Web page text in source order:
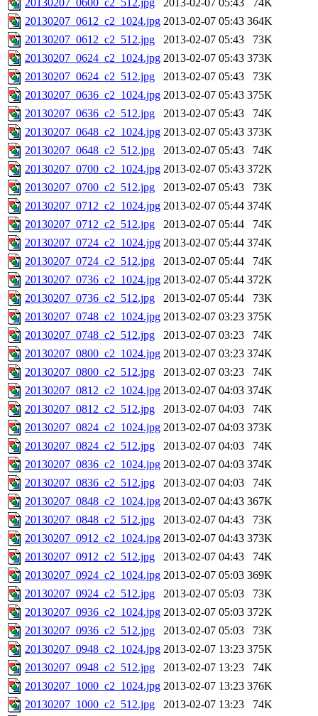
20130207_0600_c2_512.jpg
2013-02-07 05:43
74K
20130207_0612_c2_1024.jpg 2013-02-07 05:43 364K
20130207_0612_c2_512.jpg
2013-02-07 05:43
73K
20130207_0624_c2_1024.jpg 2013-02-07 05:43 373K
20130207_0624_c2_512.jpg
2013-02-07 05:43
73K
20130207_0636_c2_1024.jpg 2013-02-07 05:43 375K
20130207_0636_c2_512.jpg
2013-02-07 05:43
74K
20130207_0648_c2_1024.jpg 2013-02-07 05:43 373K
20130207_0648_c2_512.jpg
2013-02-07 05:43
74K
20130207_0700_c2_1024.jpg 2013-02-07 05:43 372K
20130207_0700_c2_512.jpg
2013-02-07 05:43
73K
20130207_0712_c2_1024.jpg 2013-02-07 05:44 374K
20130207_0712_c2_512.jpg
2013-02-07 05:44
74K
20130207_0724_c2_1024.jpg 2013-02-07 05:44 374K
20130207_0724_c2_512.jpg
2013-02-07 05:44
74K
20130207_0736_c2_1024.jpg 2013-02-07 05:44 372K
20130207_0736_c2_512.jpg
2013-02-07 05:44
73K
20130207_0748_c2_1024.jpg 2013-02-07 03:23 375K
20130207_0748_c2_512.jpg
2013-02-07 03:23
74K
20130207_0800_c2_1024.jpg 2013-02-07 03:23 374K
20130207_0800_c2_512.jpg
2013-02-07 03:23
74K
20130207_0812_c2_1024.jpg 2013-02-07 04:03 374K
20130207_0812_c2_512.jpg
2013-02-07 04:03
74K
20130207_0824_c2_1024.jpg 2013-02-07 04:03 373K
20130207_0824_c2_512.jpg
2013-02-07 04:03
74K
20130207_0836_c2_1024.jpg 2013-02-07 04:03 374K
20130207_0836_c2_512.jpg
2013-02-07 04:03
74K
20130207_0848_c2_1024.jpg 2013-02-07 04:43 367K
20130207_0848_c2_512.jpg
2013-02-07 04:43
73K
20130207_0912_c2_1024.jpg 2013-02-07 04:43 373K
20130207_0912_c2_512.jpg
2013-02-07 04:43
74K
20130207_0924_c2_1024.jpg 2013-02-07 05:03 369K
20130207_0924_c2_512.jpg
2013-02-07 05:03
73K
20130207_0936_c2_1024.jpg 2013-02-07 05:03 372K
20130207_0936_c2_512.jpg
2013-02-07 05:03
73K
20130207_0948_c2_1024.jpg 2013-02-07 13:23 375K
20130207_0948_c2_512.jpg
2013-02-07 13:23
74K
20130207_1000_c2_1024.jpg 2013-02-07 13:23 376K
20130207_1000_c2_512.jpg
2013-02-07 13:23
74K